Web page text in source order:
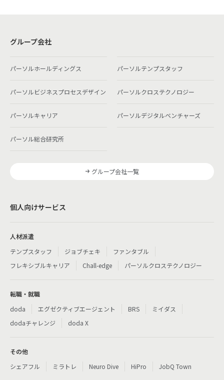
グループ会社
パーソルホールディングス パーソルテンプスタッフ
パーソルビジネスプロセスデザイン パーソルクロステクノロジー
パーソルキャリア パーソルデジタルベンチャーズ
パーソル総合研究所
グループ会社一覧
個人向けサービス
人材派遣
テンプスタッフ
ジョブチェキ
ファンタブル
フレキシブルキャリア
Chall-edge パーソルクロステクノロジー
転職・就職
doda
エグゼクティブエージェント BRS
ミイダス
dodaチャレンジ
doda X
その他
シェアフル
ミラトレ Neuro Dive HiPro JobQ Town